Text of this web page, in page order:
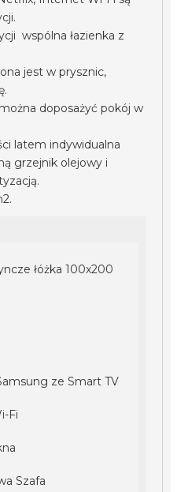
wspólna łazienka z
jest w prysznic,
doposażyć pokój w
latem indywidualna
grzejnik olejowy i
łóżka 100x200
ze Smart TV
Fi
Szafa